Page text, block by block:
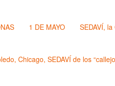
1 DE MAYO SEDAVÍ,
Chicago, SEDAVÍ de los